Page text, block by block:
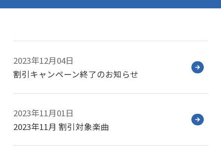
2023年12月04日
割引キャンペーン終了のお知らせ
2023年11月01日
2023年11月 割引対象楽曲